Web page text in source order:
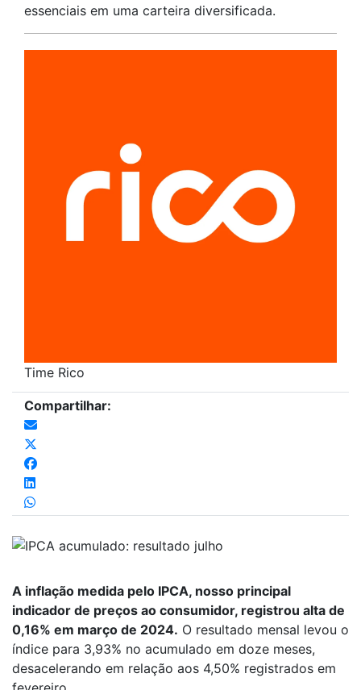
essenciais em uma carteira diversificada.
Time Rico
Compartilhar:
A inflação medida pelo IPCA, nosso principal
indicador de preços ao consumidor, registrou alta de
0,16% em março de 2024. O resultado mensal levou o
índice para 3,93% no acumulado em doze meses,
desacelerando em relação aos 4,50% registrados em